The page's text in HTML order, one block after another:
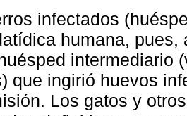
infectados
humana,
intermediario
que ingirió huevos
Los gatos y